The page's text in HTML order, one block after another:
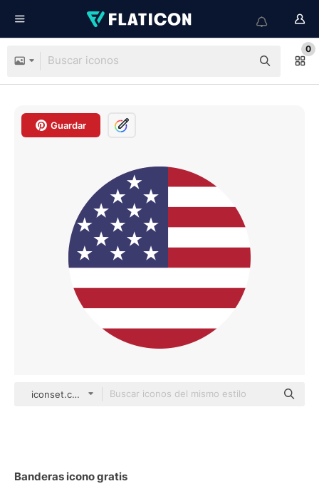
0
Guardar
iconset.co Others
Banderas icono gratis